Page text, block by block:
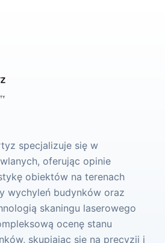
specjalizuje się w
oferując opinie
obiektów na terenach
wychyleń budynków oraz
skaningu laserowego
ocenę stanu
skupiając się na precyzji i